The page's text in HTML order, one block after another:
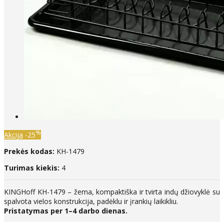
Akcija -25%
Prekės kodas: KH-1479
Turimas kiekis: 4
KINGHoff KH-1479 – žema, kompaktiška ir tvirta indų džiovyklė su
spalvota vielos konstrukcija, padėklu ir įrankių laikikliu.
Pristatymas per 1–4 darbo dienas.